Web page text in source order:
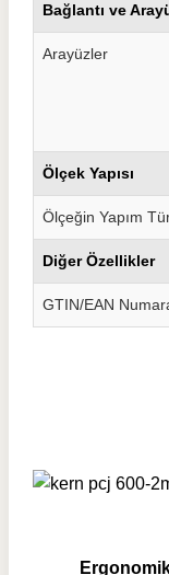
Bağlantı ve
Arayüzler
Ölçek Yapısı
Ölçeğin Yapım
Diğer Özellikler
GTIN/EAN